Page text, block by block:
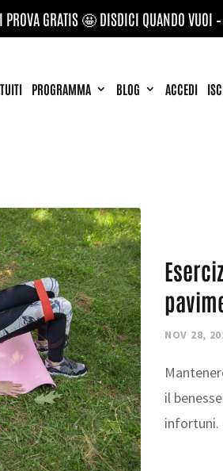
GRATIS 🤩 DISDICI QUANDO VUOI
PROGRAMMA BLOG ACCEDI
NOV 28,
il
infortuni.